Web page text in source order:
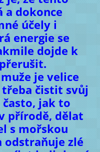
a dokonce
účely i
energie se
dojde k
je velice
třeba čistit svůj
jak to
přírodě, dělat
s mořskou
odstraňuje zlé